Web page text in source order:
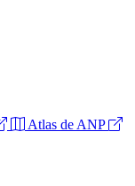
Atlas de ANP